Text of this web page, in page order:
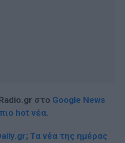
στο Google News
hot νέα.
Τα νέα της ημέρας